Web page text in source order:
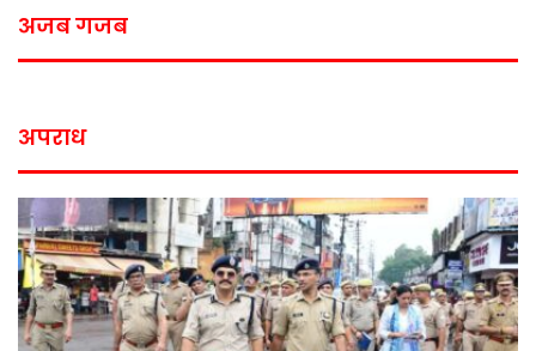
अजब गजब
अपराध